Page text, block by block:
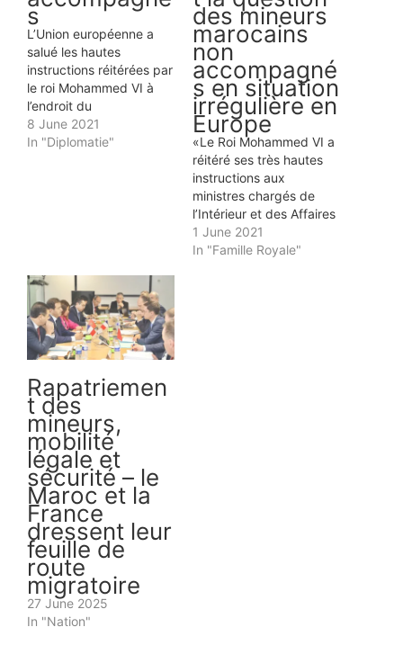
Populaire de Chine, Xi
Jinping, qui effectue une
courte visite au Royaume. A
sa descente d’avion à
l’aéroport international
Mohammed V de
Casablanca, le Président…
21 November 2024
In "Famille Royale"